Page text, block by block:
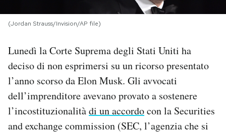
AREA PERSONALE
Newsletter
Notifiche mobile
Regala il Post
(Jordan Strauss/Invision/AP file)
Lunedì la Corte Suprema degli Stati Uniti ha
deciso di non esprimersi su un ricorso presentato
l’anno scorso da Elon Musk. Gli avvocati
dell’imprenditore avevano provato a sostenere
l’incostituzionalitàdi un accordocon la Securities
and exchange commission (SEC, l’agenzia che si